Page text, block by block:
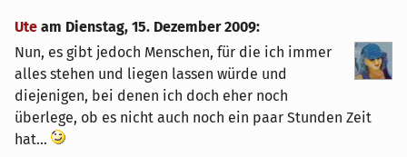
Ute am Dienstag, 15. Dezember 2009:
Nun, es gibt jedoch Menschen, für die ich immer
alles stehen und liegen lassen würde und
diejenigen, bei denen ich doch eher noch
überlege, ob es nicht auch noch ein paar Stunden Zeit
hat...